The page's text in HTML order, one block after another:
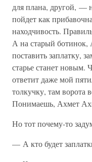
для плана, другой, —
пойдет как
находчивость.
А на старый
поставить заплатку,
старье станет новым.
ответит даже мой
толкучку, там ворота
Понимаешь, Ахмет
Но тот почему-то
— А кто будет